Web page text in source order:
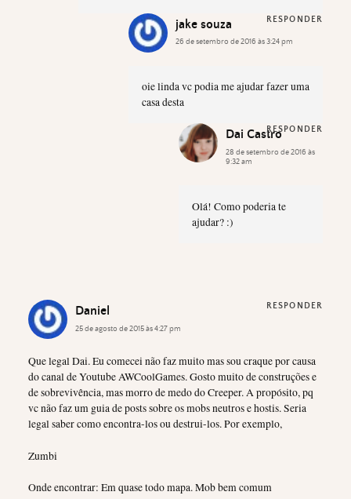
jake souza
26 de setembro de 2016 às 3:24 pm
oie linda vc podia me ajudar fazer uma
casa desta
RESPONDER
Dai Castro
28 de setembro de 2016 às
9:32 am
Olá! Como poderia te
ajudar? :)
RESPONDER
Daniel
25 de agosto de 2015 às 4:27 pm
Que legal Dai. Eu comecei não faz muito mas sou craque por causa
do canal de Youtube AWCoolGames. Gosto muito de construções e
de sobrevivência, mas morro de medo do Creeper. A propósito, pq
vc não faz um guia de posts sobre os mobs neutros e hostis. Seria
legal saber como encontra-los ou destrui-los. Por exemplo,
Zumbi
Onde encontrar: Em quase todo mapa. Mob bem comum
RESPONDER